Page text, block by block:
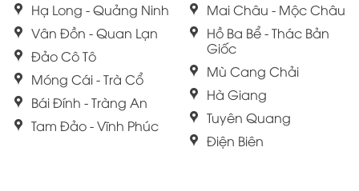
Hạ Long - Quảng Ninh
Vân Đồn - Quan Lạn
Đảo Cô Tô
Móng Cái - Trà Cổ
Bái Đính - Tràng An
Tam Đảo - Vĩnh Phúc
Mai Châu - Mộc Châu
Hồ Ba Bể - Thác Bản
Giốc
Mù Cang Chải
Hà Giang
Tuyên Quang
Điện Biên